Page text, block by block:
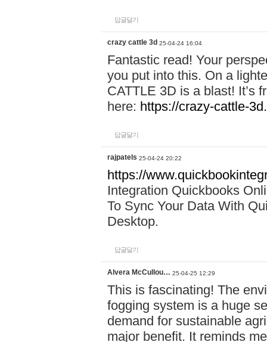
답글달기
crazy cattle 3d 25-04-24 16:04
Fantastic read! Your
you put into this. On a
CATTLE 3D is a blast! It’s
here: https://crazy-cattle-
답글달기
rajpatels 25-04-24 20:22
https://
Integration Quickbooks
To Sync Your Data With
Desktop.
답글달기
Alvera McCullou… 25-04-25 12:29
This is fascinating! The
fogging system is a huge
demand for sustainable
major benefit. It reminds